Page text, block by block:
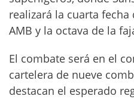
realizará la cuarta
AMB y la octava de la
El combate será en el
cartelera de nueve
destacan el esperado